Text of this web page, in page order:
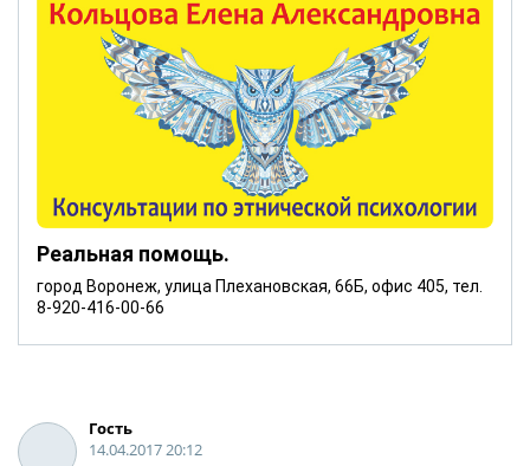
Реальная помощь.
город Воронеж, улица Плехановская, 66Б, офис 405, тел.
8-920-416-00-66
Гость
14.04.2017 20:12